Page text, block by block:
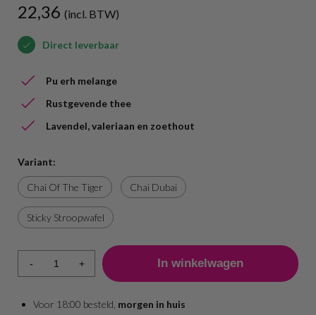
22,36 (incl. BTW)
Direct leverbaar
Pu erh melange
Rustgevende thee
Lavendel, valeriaan en zoethout
Variant:
Chai Of The Tiger Chai Dubai
Sticky Stroopwafel
- +
Voor 18:00 besteld, morgen in huis